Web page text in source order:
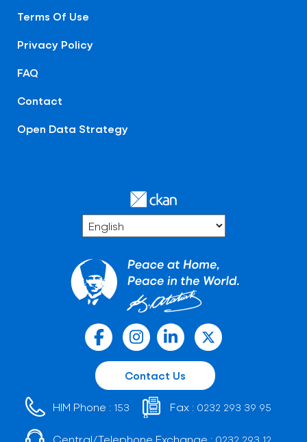
Terms Of Use
Privacy Policy
FAQ
Contact
Open Data Strategy
Contact Us
HIM Phone : 153 Fax : 0232 293 39 95
Central/Telephone Exchange :